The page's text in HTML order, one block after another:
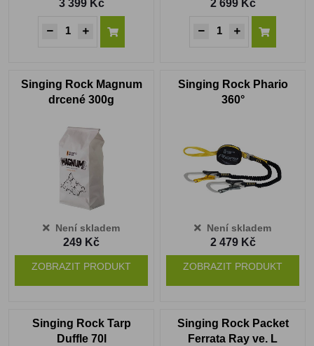
3 399 Kč 2 699 Kč
Singing Rock Magnum
drcené 300g
Není skladem
249 Kč
ZOBRAZIT PRODUKT
Singing Rock Phario
360°
Není skladem
2 479 Kč
ZOBRAZIT PRODUKT
Singing Rock Tarp
Duffle 70l
Singing Rock Packet
Ferrata Ray ve. L